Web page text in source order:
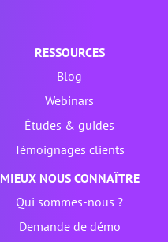
RESSOURCES
Blog
Webinars
Études & guides
Témoignages clients
MIEUX NOUS CONNAÎTRE
Qui sommes-nous ?
Demande de démo